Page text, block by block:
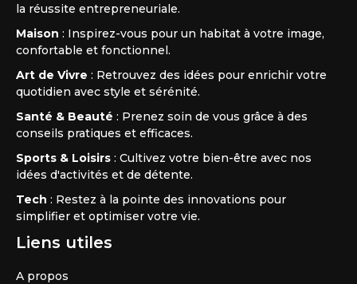
la réussite entrepreneuriale.
Maison : Inspirez-vous pour un habitat à votre image,
confortable et fonctionnel.
Art de Vivre : Retrouvez des idées pour enrichir votre
quotidien avec style et sérénité.
Santé & Beauté : Prenez soin de vous grâce à des
conseils pratiques et efficaces.
Sports & Loisirs : Cultivez votre bien-être avec nos
idées d'activités et de détente.
Tech : Restez à la pointe des innovations pour
simplifier et optimiser votre vie.
Liens utiles
A propos